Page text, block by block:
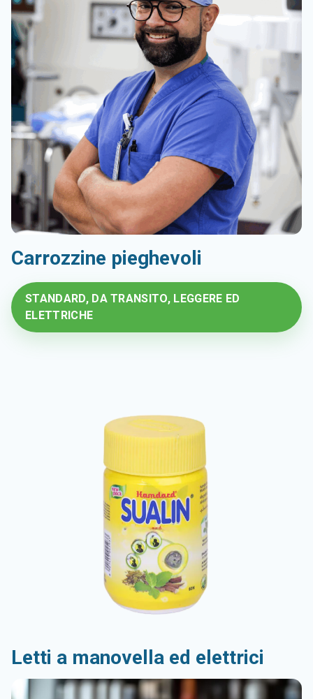
Carrozzine pieghevoli
STANDARD, DA TRANSITO, LEGGERE ED
ELETTRICHE
Letti a manovella ed elettrici